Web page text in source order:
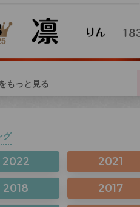
もっと見る
グ
2022 2021
2018 2017